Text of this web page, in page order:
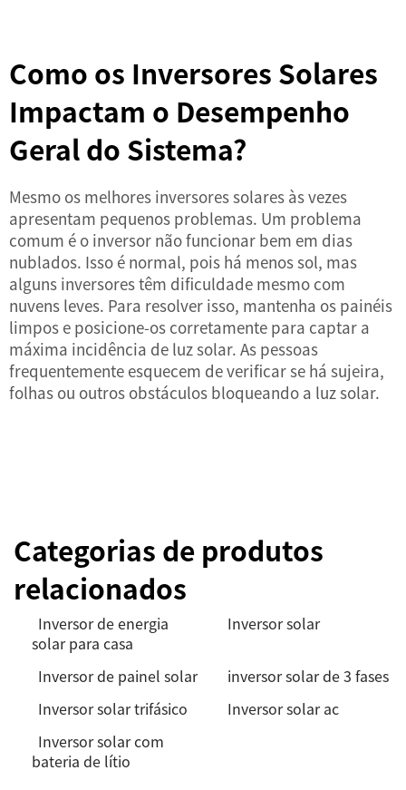
Como os Inversores Solares
Impactam o Desempenho
Geral do Sistema?
Mesmo os melhores inversores solares às vezes
apresentam pequenos problemas. Um problema
comum é o inversor não funcionar bem em dias
nublados. Isso é normal, pois há menos sol, mas
alguns inversores têm dificuldade mesmo com
nuvens leves. Para resolver isso, mantenha os painéis
limpos e posicione-os corretamente para captar a
máxima incidência de luz solar. As pessoas
frequentemente esquecem de verificar se há sujeira,
folhas ou outros obstáculos bloqueando a luz solar.
Categorias de produtos
relacionados
Inversor de energia
solar para casa
Inversor solar
Inversor de painel solar
inversor solar de 3 fases
Inversor solar trifásico
Inversor solar ac
Inversor solar com
bateria de lítio